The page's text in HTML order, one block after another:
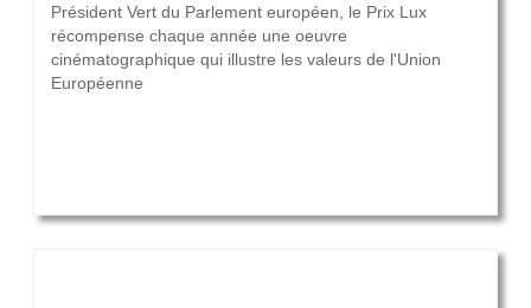
Président Vert du Parlement européen, le Prix Lux
récompense chaque année une oeuvre
cinématographique qui illustre les valeurs de l'Union
Européenne